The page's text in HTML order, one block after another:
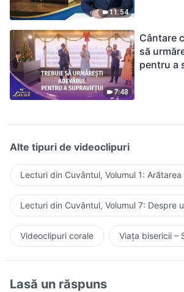
11:54
7:48
Cântare
să
pentru a
Alte tipuri de videoclipuri
Lecturi din Cuvântul, Volumul 1:
Lecturi din Cuvântul, Volumul 7: Despre
Videoclipuri corale Viața bisericii –
Lasă un răspuns